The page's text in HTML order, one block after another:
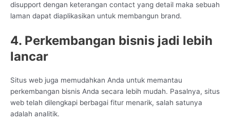
disupport dengan keterangan contact yang detail maka sebuah
laman dapat diaplikasikan untuk membangun brand.
4. Perkembangan bisnis jadi lebih
lancar
Situs web juga memudahkan Anda untuk memantau
perkembangan bisnis Anda secara lebih mudah. Pasalnya, situs
web telah dilengkapi berbagai fitur menarik, salah satunya
adalah analitik.